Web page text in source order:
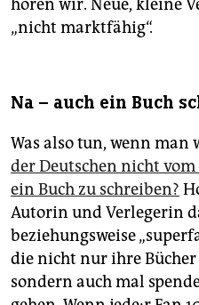
hören wir. Neue, kleine
„nicht marktfähig“.
Na – auch ein Buch
Was also tun, wenn man
der Deutschen nicht
ein Buch zu schreiben?
Autorin und Verlegerin
beziehungsweise
die nicht nur ihre
sondern auch mal